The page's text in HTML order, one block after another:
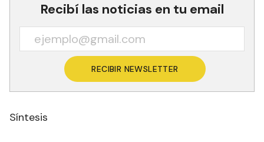
Recibí las noticias en tu email
RECIBIR NEWSLETTER
Síntesis